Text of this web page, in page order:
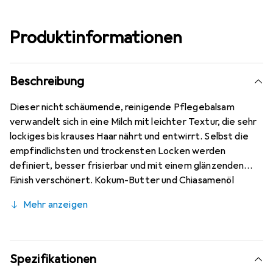
Produktinformationen
Beschreibung
Dieser nicht schäumende, reinigende Pflegebalsam
verwandelt sich in eine Milch mit leichter Textur, die sehr
lockiges bis krauses Haar nährt und entwirrt. Selbst die
empfindlichsten und trockensten Locken werden
definiert, besser frisierbar und mit einem glänzenden
Finish verschönert. Kokum-Butter und Chiasamenöl
und 9 das Haar mit Nährstoffen versorgt. Ein mit Jojoba
zu definieren und neu zu formen.
Mehr anzeigen
Spezifikationen